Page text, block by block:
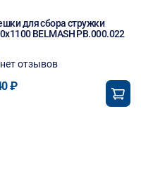
для сбора стружки
BELMASH PB.000.022
нет отзывов
₽